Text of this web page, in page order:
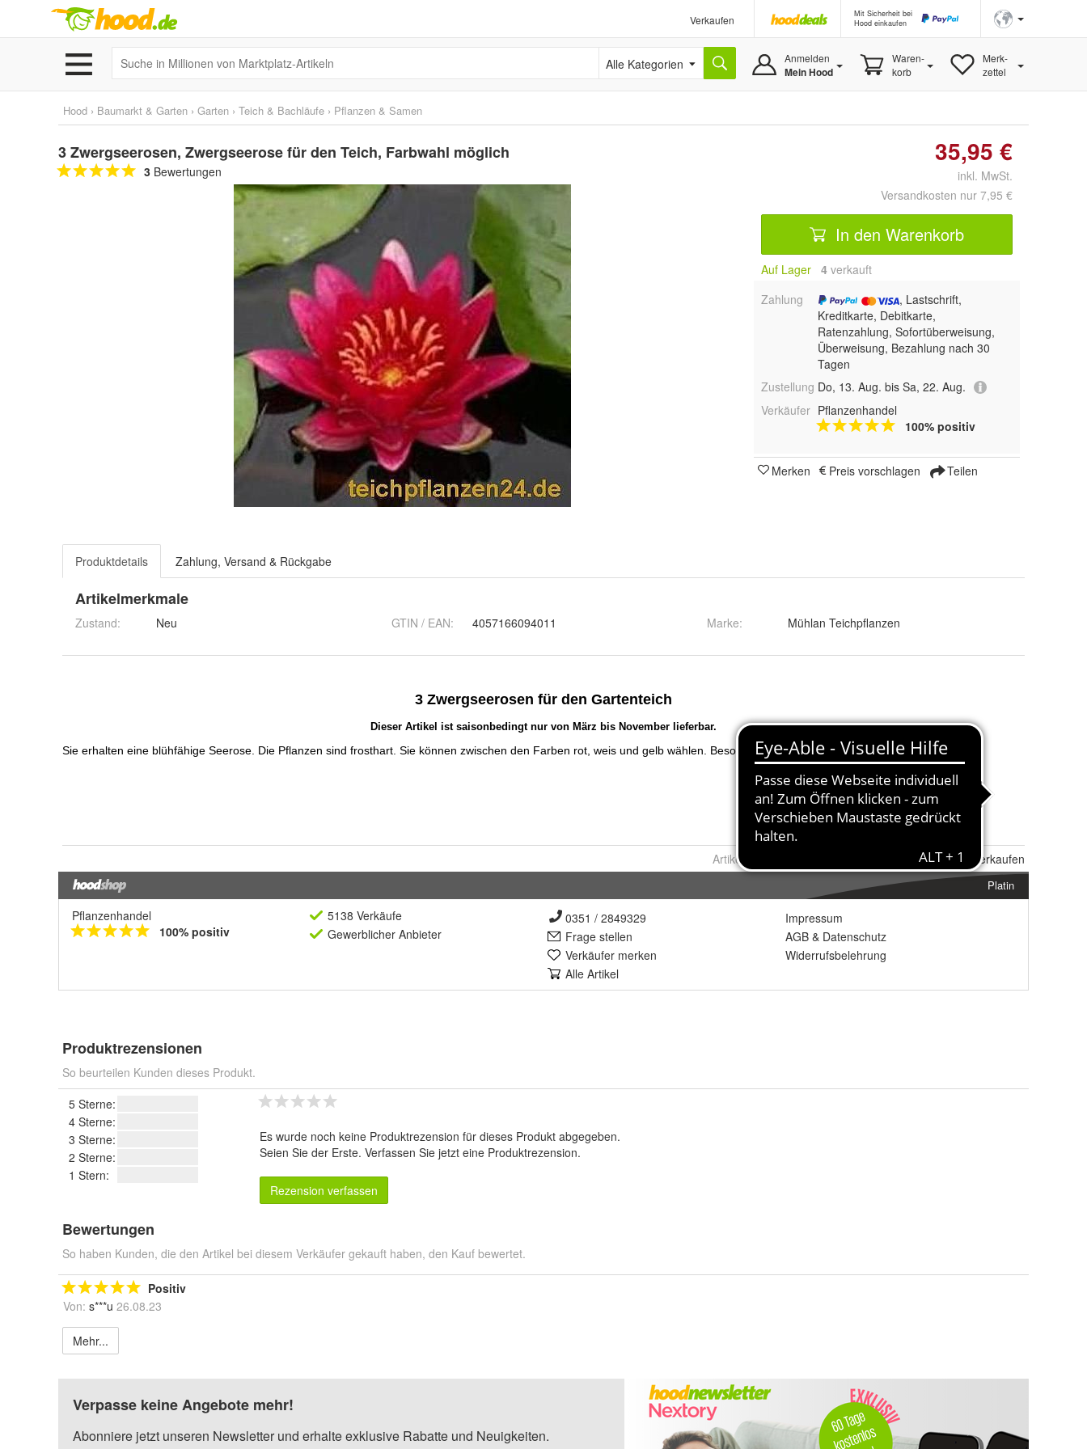
Verkaufen
Mit Sicherheit bei
Hood einkaufen
Alle Kategorien Anmelden
Mein Hood
Waren-
korb
Merk-
zettel
Hood › Baumarkt & Garten › Garten › Teich & Bachläufe › Pflanzen & Samen
3 Zwergseerosen, Zwergseerose für den Teich, Farbwahl möglich
3 Bewertungen
35,95 €
inkl. MwSt.
Versandkosten nur 7,95 €
In den Warenkorb
Auf Lager 4 verkauft
Zahlung
, Lastschrift,
Kreditkarte, Debitkarte,
Ratenzahlung, Sofortüberweisung,
Überweisung, Bezahlung nach 30
Tagen
Zustellung Do, 13. Aug. bis Sa, 22. Aug.
Verkäufer Pflanzenhandel
100% positiv
Merken Preis vorschlagen Teilen
Produktdetails Zahlung, Versand & Rückgabe
Artikelmerkmale
Zustand: Neu GTIN / EAN: 4057166094011 Marke: Mühlan Teichpflanzen
Artikel Nr.: ÄhnlichenArtikel verkaufen
Platin
Pflanzenhandel
100% positiv
5138 Verkäufe
Gewerblicher Anbieter
0351 / 2849329
Frage stellen
Verkäufer merken
Alle Artikel
Impressum
AGB & Datenschutz
Widerrufsbelehrung
Produktrezensionen
So beurteilen Kunden dieses Produkt.
5 Sterne:
4 Sterne:
3 Sterne:
2 Sterne:
1 Stern:
Es wurde noch keine Produktrezension für dieses Produkt abgegeben.
Seien Sie der Erste. Verfassen Sie jetzt eine Produktrezension.
Rezension verfassen
Bewertungen
So haben Kunden, die den Artikel bei diesem Verkäufer gekauft haben, den Kauf bewertet.
Positiv
Von: s***u 26.08.23
Mehr...
Verpasse keine Angebote mehr!
Abonniere jetzt unseren Newsletter und erhalte exklusive Rabatte und Neuigkeiten.